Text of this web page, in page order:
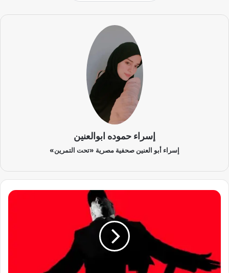
إسراء حموده ابوالعنين
إسراء أبو العنين صحفية مصرية «تحت التمرين»
ت
ا
ل